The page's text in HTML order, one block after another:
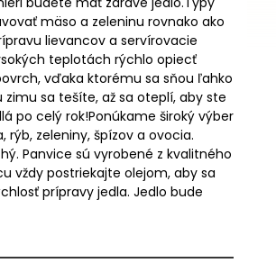
mäso a zeleninu rovnako ako
lievancov a servírovacie
teplotách rýchlo opiecť
vďaka ktorému sa sňou ľahko
sa tešíte, až sa oteplí, aby ste
po celý rok!Ponúkame široký výber
zeleniny, špízov a ovocia.
Panvice sú vyrobené z kvalitného
vždy postriekajte olejom, aby sa
prípravy jedla. Jedlo bude